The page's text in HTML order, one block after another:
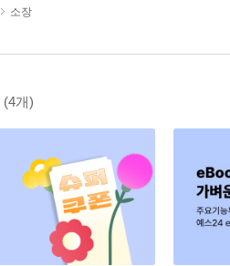
소장
(4개)